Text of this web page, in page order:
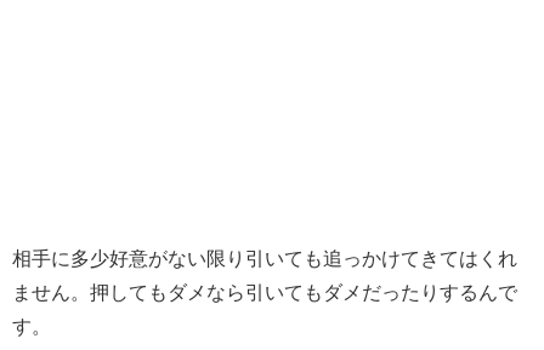
相手に多少好意がない限り引いても追っかけてきてはくれ
ません。押してもダメなら引いてもダメだったりするんで
す。